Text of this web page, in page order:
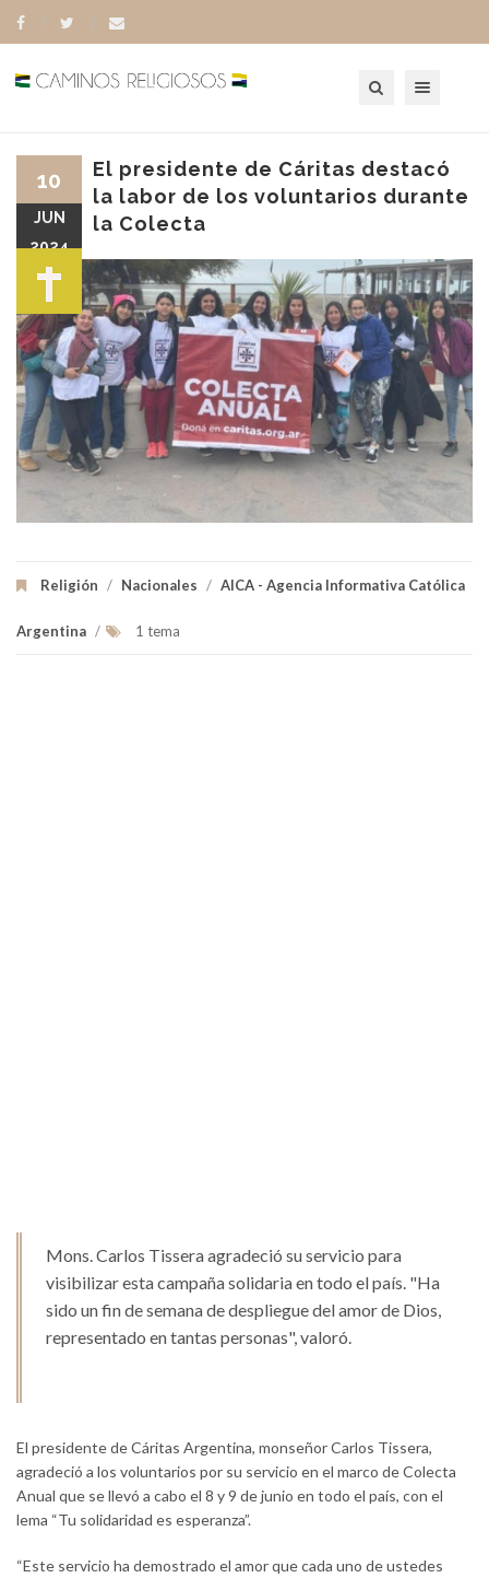
El presidente de Cáritas destacó
la labor de los voluntarios durante
la Colecta
Religión / Nacionales / AICA - Agencia Informativa Católica
Argentina / 1 tema
10
JUN
2024
Mons. Carlos Tissera agradeció su servicio para
visibilizar esta campaña solidaria en todo el país. "Ha
sido un fin de semana de despliegue del amor de Dios,
representado en tantas personas", valoró.
El presidente de Cáritas Argentina, monseñor Carlos Tissera,
agradeció a los voluntarios por su servicio en el marco de Colecta
Anual que se llevó a cabo el 8 y 9 de junio en todo el país, con el
lema “Tu solidaridad es esperanza”.
“Este servicio ha demostrado el amor que cada uno de ustedes